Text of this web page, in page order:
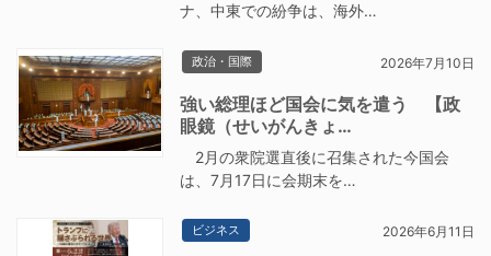
ナ、中東での紛争は、海外…
政治・国際 2026年7月10日
強い総理ほど国会に気を遣う 【政
眼鏡（せいがんきょ…
2月の衆院選直後に召集された今国会
は、7月17日に会期末を…
ビジネス 2026年6月11日